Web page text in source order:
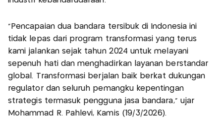
“Pencapaian dua bandara tersibuk di Indonesia ini
tidak lepas dari program transformasi yang terus
kami jalankan sejak tahun 2024 untuk melayani
sepenuh hati dan menghadirkan layanan berstandar
global. Transformasi berjalan baik berkat dukungan
regulator dan seluruh pemangku kepentingan
strategis termasuk pengguna jasa bandara,” ujar
Mohammad R. Pahlevi, Kamis (19/3/2026).